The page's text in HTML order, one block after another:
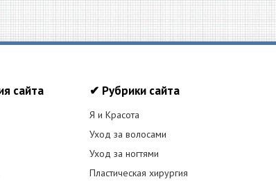
сайта ✔ Рубрики сайта
Я и Красота
Уход за волосами
Уход за ногтями
Пластическая хирургия